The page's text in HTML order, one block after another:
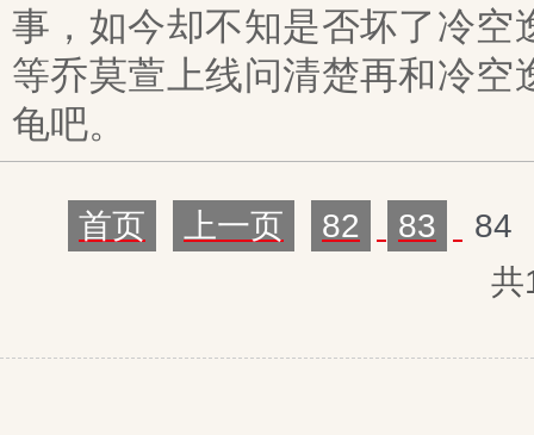
事，如今却不知是否坏了冷
等乔莫萱上线问清楚再和冷
龟吧。
首页 上一页 82 83
84
共